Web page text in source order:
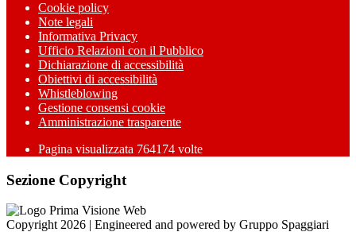
Cookie policy
Note legali
Informativa Privacy
Ufficio Relazioni con il Pubblico
Dichiarazione di accessibilità
Obiettivi di accessibilità
Whistleblowing
Gestione consensi cookie
Amministrazione trasparente
Pagina visualizzata 764174 volte
Sezione Copyright
Copyright 2026 | Engineered and powered by Gruppo Spaggiari